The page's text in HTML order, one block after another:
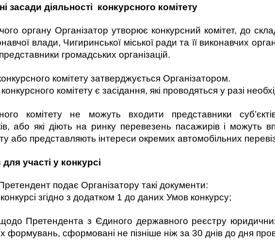
засади діяльності конкурсного комітету
органу Організатор утворює конкурсний комітет, до
влади, Чигиринської міської ради та її виконавчих
громадських організацій.
комітету затверджується Організатором.
комітету є засідання, які проводяться у разі
комітету не можуть входити представники
або які діють на ринку перевезень пасажирів і можуть
або представляють інтереси окремих автомобільних
участі у конкурсі
подає Організатору такі документи:
згідно з додатком 1 до даних Умов конкурсу;
щодо Претендента з Єдиного державного реєстру
формувань, сформовані не пізніше ніж за 30 днів до дня